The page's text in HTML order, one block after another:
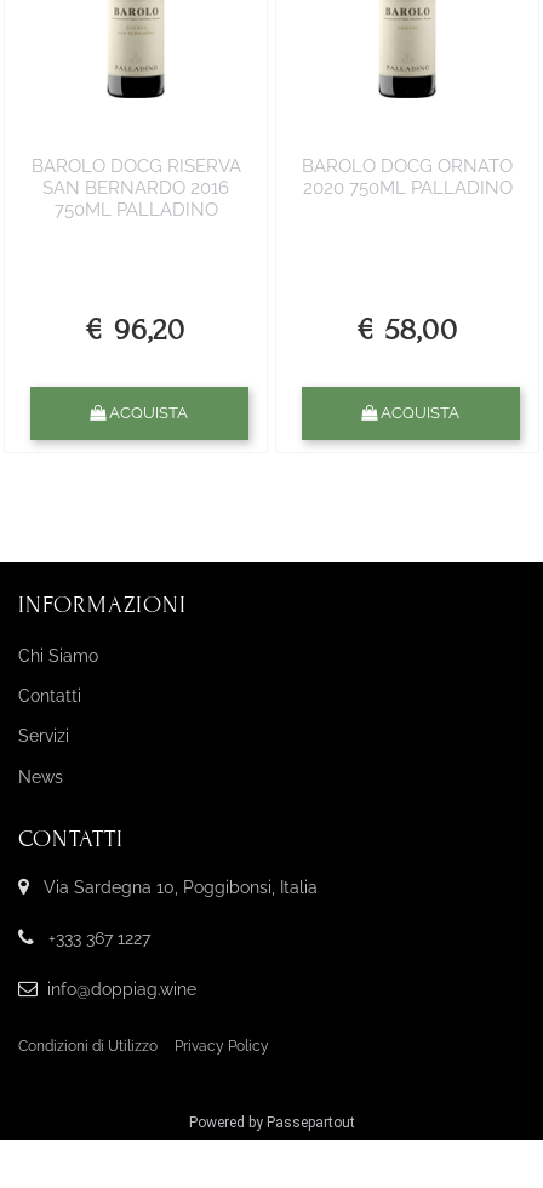
BAROLO DOCG RISERVA
SAN BERNARDO 2016
750ML PALLADINO
€ 96,20
ACQUISTA
BAROLO DOCG ORNATO
2020 750ML PALLADINO
€ 58,00
ACQUISTA
INFORMAZIONI
Chi Siamo
Contatti
Servizi
News
CONTATTI
Via Sardegna 10, Poggibonsi, Italia
+333 367 1227
info@doppiag.wine
Condizioni di Utilizzo Privacy Policy
Powered by Passepartout